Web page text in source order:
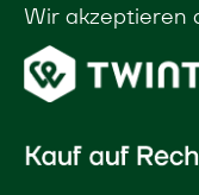
Wir akzeptieren